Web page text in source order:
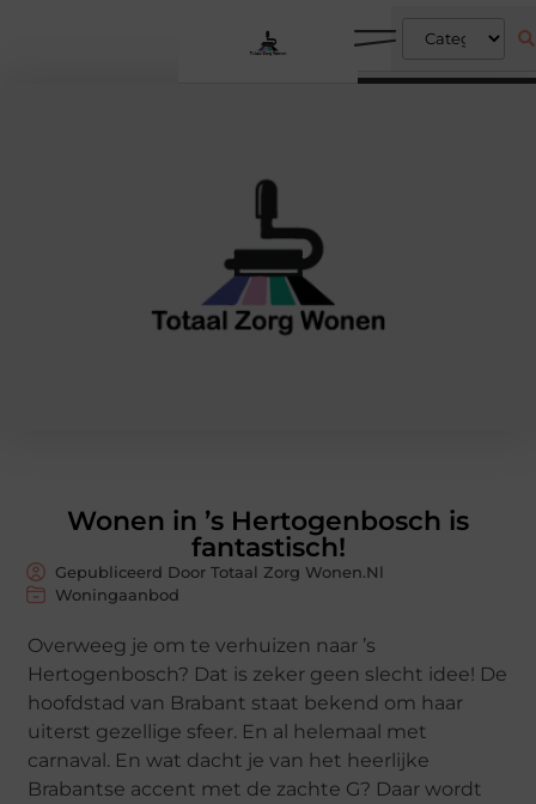
Wonen in ’s Hertogenbosch is
fantastisch!
Gepubliceerd Door Totaal Zorg Wonen.nl
Woningaanbod
Overweeg je om te verhuizen naar ’s
Hertogenbosch? Dat is zeker geen slecht idee! De
hoofdstad van Brabant staat bekend om haar
uiterst gezellige sfeer. En al helemaal met
carnaval. En wat dacht je van het heerlijke
Brabantse accent met de zachte G? Daar wordt